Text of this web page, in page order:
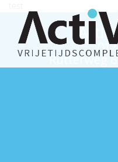
Activ
012
Rutterweg